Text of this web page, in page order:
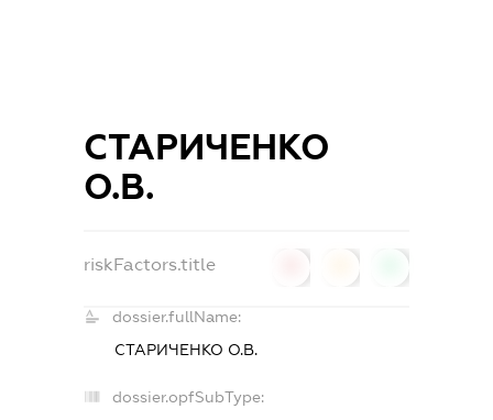
СТАРИЧЕНКО
О.В.
riskFactors.title
dossier.fullName:
СТАРИЧЕНКО О.В.
dossier.opfSubType: